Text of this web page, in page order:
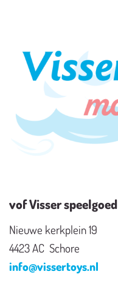
vof Visser speelgoed
Nieuwe kerkplein 19
4423 AC Schore
info@vissertoys.nl